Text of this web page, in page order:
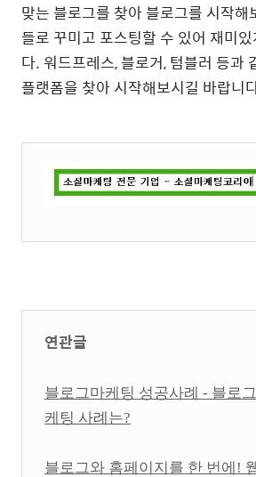
맞는 블로그를 찾아 블로그를 시작해
들로 꾸미고 포스팅할 수 있어 재미
다. 워드프레스, 블로거, 텀블러 등과
플랫폼을 찾아 시작해보시길 바랍니
연관글
블로그마케팅 성공사례 - 블로
케팅 사례는?
블로그와 홈페이지를 한 번에!